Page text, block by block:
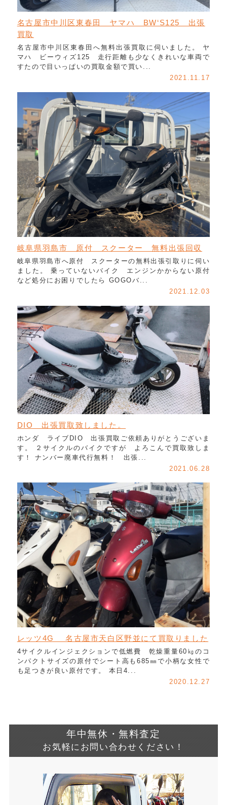
名古屋市中川区東春田 ヤマハ BW‘S125 出張
買取
名古屋市中川区東春田へ無料出張買取に伺いました。 ヤ
マハ ビーウィズ125 走行距離も少なくきれいな車両で
すたので目いっぱいの買取金額で買い...
2021.11.17
岐阜県羽島市 原付 スクーター 無料出張回収
岐阜県羽島市へ原付 スクーターの無料出張引取りに伺い
ました。 乗っていないバイク エンジンかからない原付
など処分にお困りでしたら GOGOバ...
2021.12.03
DIO 出張買取致しました。
ホンダ ライブDIO 出張買取ご依頼ありがとうございま
す。 ２サイクルのバイクですが よろこんで買取致しま
す！ ナンバー廃車代行無料！ 出張...
2021.06.28
レッツ4G 名古屋市天白区野並にて買取りました
4サイクルインジェクションで低燃費 乾燥重量60㎏のコ
ンパクトサイズの原付でシート高も685㎜で小柄な女性で
も足つきが良い原付です。 本日4...
2020.12.27
年中無休・無料査定
お気軽にお問い合わせください！